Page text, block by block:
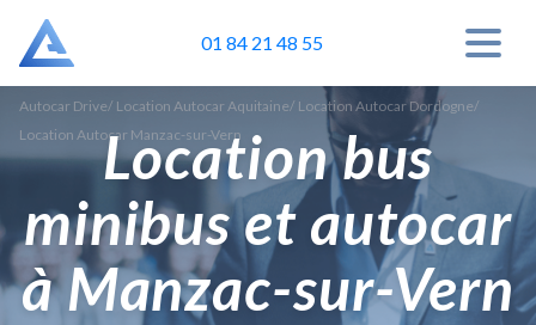
01 84 21 48 55
Autocar Drive/ Location Autocar Aquitaine/ Location Autocar Dordogne/
Location Autocar Manzac-sur-Vern
Location bus
minibus et autocar
à Manzac-sur-Vern